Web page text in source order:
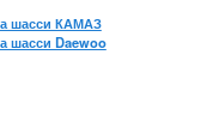
шасси КАМАЗ
шасси Daewoo